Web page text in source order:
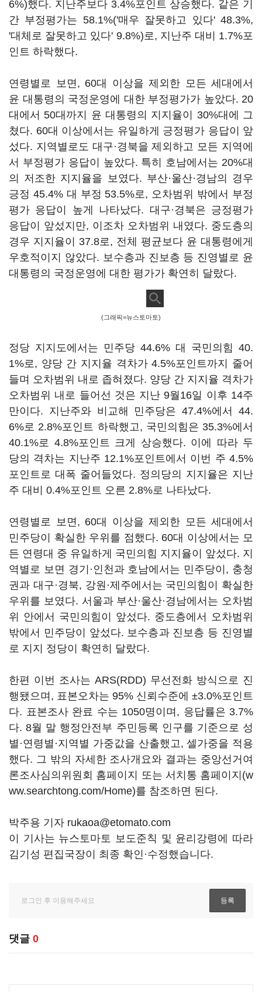
6%)했다. 지난주보다 3.4%포인트 상승했다. 같은 기
간 부정평가는 58.1%('매우 잘못하고 있다' 48.3%,
'대체로 잘못하고 있다' 9.8%)로, 지난주 대비 1.7%포
인트 하락했다.
연령별로 보면, 60대 이상을 제외한 모든 세대에서
윤 대통령의 국정운영에 대한 부정평가가 높았다. 20
대에서 50대까지 윤 대통령의 지지율이 30%대에 그
쳤다. 60대 이상에서는 유일하게 긍정평가 응답이 앞
섰다. 지역별로도 대구·경북을 제외하고 모든 지역에
서 부정평가 응답이 높았다. 특히 호남에서는 20%대
의 저조한 지지율을 보였다. 부산·울산·경남의 경우
긍정 45.4% 대 부정 53.5%로, 오차범위 밖에서 부정
평가 응답이 높게 나타났다. 대구·경북은 긍정평가
응답이 앞섰지만, 이조차 오차범위 내였다. 중도층의
경우 지지율이 37.8로, 전체 평균보다 윤 대통령에게
우호적이지 않았다. 보수층과 진보층 등 진영별로 윤
대통령의 국정운영에 대한 평가가 확연히 달랐다.
(그래픽=뉴스토마토)
정당 지지도에서는 민주당 44.6% 대 국민의힘 40.
1%로, 양당 간 지지율 격차가 4.5%포인트까지 줄어
들며 오차범위 내로 좁혀졌다. 양당 간 지지율 격차가
오차범위 내로 들어선 것은 지난 9월16일 이후 14주
만이다. 지난주와 비교해 민주당은 47.4%에서 44.
6%로 2.8%포인트 하락했고, 국민의힘은 35.3%에서
40.1%로 4.8%포인트 크게 상승했다. 이에 따라 두
당의 격차는 지난주 12.1%포인트에서 이번 주 4.5%
포인트로 대폭 줄어들었다. 정의당의 지지율은 지난
주 대비 0.4%포인트 오른 2.8%로 나타났다.
연령별로 보면, 60대 이상을 제외한 모든 세대에서
민주당이 확실한 우위를 점했다. 60대 이상에서는 모
든 연령대 중 유일하게 국민의힘 지지율이 앞섰다. 지
역별로 보면 경기·인천과 호남에서는 민주당이, 충청
권과 대구·경북, 강원·제주에서는 국민의힘이 확실한
우위를 보였다. 서울과 부산·울산·경남에서는 오차범
위 안에서 국민의힘이 앞섰다. 중도층에서 오차범위
밖에서 민주당이 앞섰다. 보수층과 진보층 등 진영별
로 지지 정당이 확연히 달랐다.
한편 이번 조사는 ARS(RDD) 무선전화 방식으로 진
행됐으며, 표본오차는 95% 신뢰수준에 ±3.0%포인트
다. 표본조사 완료 수는 1050명이며, 응답률은 3.7%
다. 8월 말 행정안전부 주민등록 인구를 기준으로 성
별·연령별·지역별 가중값을 산출했고, 셀가중을 적용
했다. 그 밖의 자세한 조사개요와 결과는 중앙선거여
론조사심의위원회 홈페이지 또는 서치통 홈페이지(w
ww.searchtong.com/Home)를 참조하면 된다.
박주용 기자 rukaoa@etomato.com
이 기사는 뉴스토마토 보도준칙 및 윤리강령에 따라
김기성 편집국장이 최종 확인·수정했습니다.
댓글 0